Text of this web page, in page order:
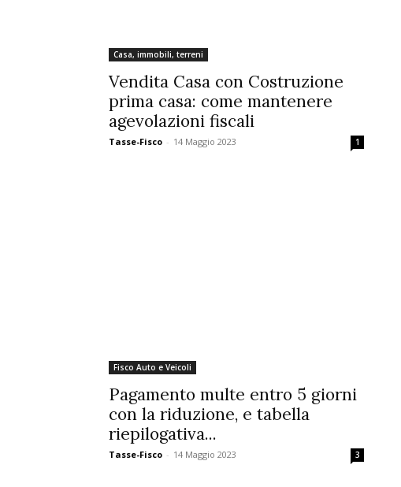
Casa, immobili, terreni
Vendita Casa con Costruzione
prima casa: come mantenere
agevolazioni fiscali
Tasse-Fisco - 14 Maggio 2023 1
Fisco Auto e Veicoli
Pagamento multe entro 5 giorni
con la riduzione, e tabella
riepilogativa...
Tasse-Fisco - 14 Maggio 2023 3